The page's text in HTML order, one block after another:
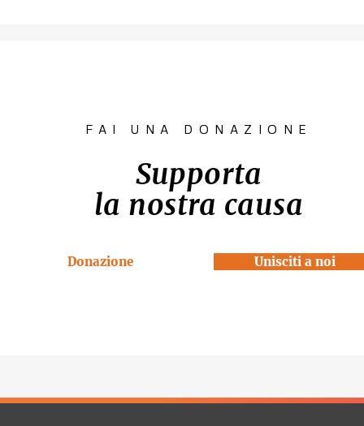
FAI UNA DONAZIONE
Supporta
la nostra causa
Donazione Unisciti a noi